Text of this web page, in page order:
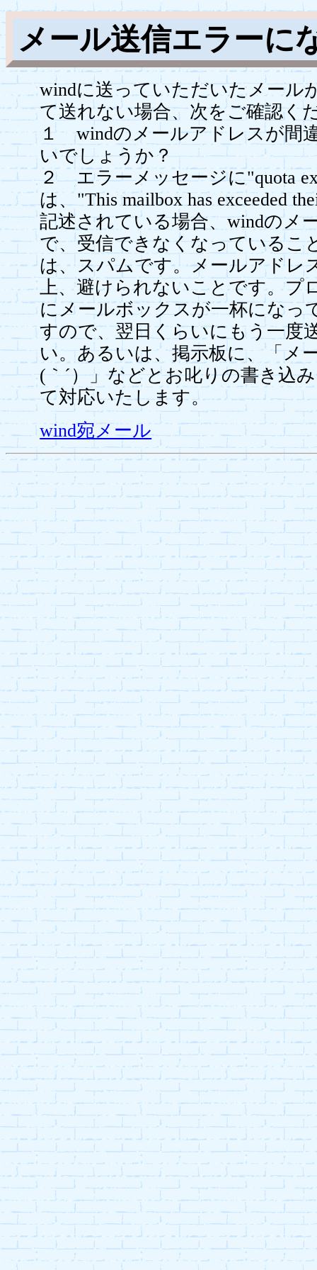
メール送信エラーに
windに送っていただいたメール
て送れない場合、次をご確認く
１ windのメールアドレスが間
いでしょうか？
２ エラーメッセージに"quota
は、"This mailbox has exceeded
記述されている場合、windのメ
で、受信できなくなっているこ
は、スパムです。メールアドレ
上、避けられないことです。プ
にメールボックスが一杯になっ
すので、翌日くらいにもう一度
い。あるいは、掲示板に、「メ
(｀´）」などとお叱りの書き込
て対応いたします。
wind宛メール